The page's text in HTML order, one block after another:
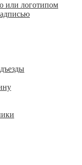
или логотипом